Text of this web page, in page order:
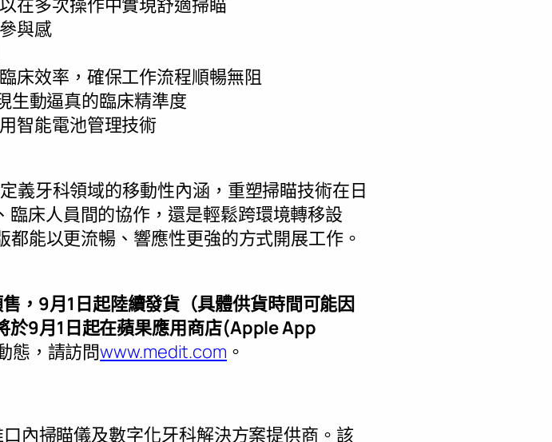
與感
床效率，確保工作流程順暢無阻
動逼真的臨床精準度
智能電池管理技術
義牙科領域的移動性內涵，重塑掃瞄技術在日
床人員間的協作，還是輕鬆跨環境轉移設
能以更流暢、響應性更強的方式開展工作。
，9月1日起陸續發貨（具體供貨時間可能因
9月1日起在蘋果應用商店(Apple App
態，請訪問www.medit.com 。
內掃瞄儀及數字化牙科解決方案提供商。該